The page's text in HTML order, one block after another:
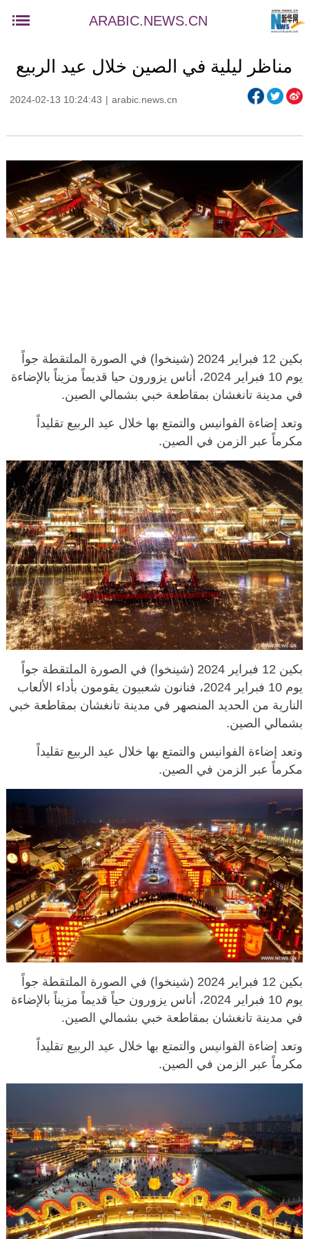
ARABIC.NEWS.CN
مناظر ليلية في الصين خلال عيد الربيع
2024-02-13 10:24:43 | arabic.news.cn
بكين 12 فبراير 2024 (شينخوا) في الصورة الملتقطة جواً
يوم 10 فبراير 2024، أناس يزورون حيا قديماً مزيناً بالإضاءة
في مدينة تانغشان بمقاطعة خبي بشمالي الصين.
وتعد إضاءة الفوانيس والتمتع بها خلال عيد الربيع تقليداً
مكرماً عبر الزمن في الصين.
بكين 12 فبراير 2024 (شينخوا) في الصورة الملتقطة جواً
يوم 10 فبراير 2024، فنانون شعبيون يقومون بأداء الألعاب
النارية من الحديد المنصهر في مدينة تانغشان بمقاطعة خبي
بشمالي الصين.
وتعد إضاءة الفوانيس والتمتع بها خلال عيد الربيع تقليداً
مكرماً عبر الزمن في الصين.
بكين 12 فبراير 2024 (شينخوا) في الصورة الملتقطة جواً
يوم 10 فبراير 2024، أناس يزورون حياً قديماً مزيناً بالإضاءة
في مدينة تانغشان بمقاطعة خبي بشمالي الصين.
وتعد إضاءة الفوانيس والتمتع بها خلال عيد الربيع تقليداً
مكرماً عبر الزمن في الصين.